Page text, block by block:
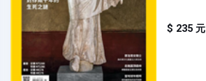
$ 235 元